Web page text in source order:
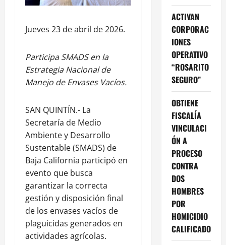
Jueves 23 de abril de 2026.
Participa SMADS en la
Estrategia Nacional de
Manejo de Envases Vacíos.
SAN QUINTÍN.- La
Secretaría de Medio
Ambiente y Desarrollo
Sustentable (SMADS) de
Baja California participó en
evento que busca
garantizar la correcta
gestión y disposición final
de los envases vacíos de
plaguicidas generados en
actividades agrícolas.
ACTIVAN
CORPORAC
IONES
OPERATIVO
“ROSARITO
SEGURO”
OBTIENE
FISCALÍA
VINCULACI
ÓN A
PROCESO
CONTRA
DOS
HOMBRES
POR
HOMICIDIO
CALIFICADO